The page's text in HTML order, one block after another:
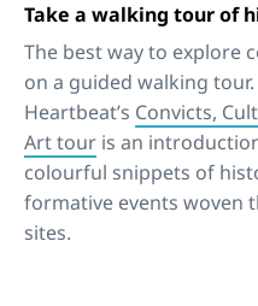
Take a walking tour of
The best way to explore
on a guided walking tour.
Heartbeat’s Convicts,
Art tour is an
colourful snippets of
formative events woven
sites.